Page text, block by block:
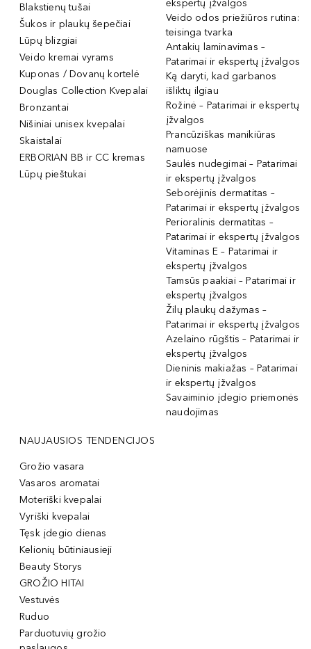
Blakstienų tušai
Šukos ir plaukų šepečiai
Lūpų blizgiai
Veido kremai vyrams
Kuponas / Dovanų kortelė
Douglas Collection Kvepalai
Bronzantai
Nišiniai unisex kvepalai
Skaistalai
ERBORIAN BB ir CC kremas
Lūpų pieštukai
ekspertų įžvalgos
Veido odos priežiūros rutina:
teisinga tvarka
Antakių laminavimas –
Patarimai ir ekspertų įžvalgos
Ką daryti, kad garbanos
išliktų ilgiau
Rožinė – Patarimai ir ekspertų
įžvalgos
Prancūziškas manikiūras
namuose
Saulės nudegimai – Patarimai
ir ekspertų įžvalgos
Seborėjinis dermatitas –
Patarimai ir ekspertų įžvalgos
Perioralinis dermatitas –
Patarimai ir ekspertų įžvalgos
Vitaminas E – Patarimai ir
ekspertų įžvalgos
Tamsūs paakiai – Patarimai ir
ekspertų įžvalgos
Žilų plaukų dažymas –
Patarimai ir ekspertų įžvalgos
Azelaino rūgštis – Patarimai ir
ekspertų įžvalgos
Dieninis makiažas – Patarimai
ir ekspertų įžvalgos
Savaiminio įdegio priemonės
naudojimas
NAUJAUSIOS TENDENCIJOS
Grožio vasara
Vasaros aromatai
Moteriški kvepalai
Vyriški kvepalai
Tęsk įdegio dienas
Kelionių būtiniausieji
Beauty Storys
GROŽIO HITAI
Vestuvės
Ruduo
Parduotuvių grožio